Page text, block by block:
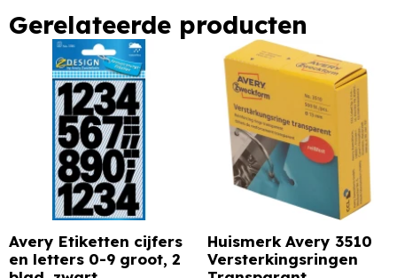
Gerelateerde producten
Avery Etiketten cijfers
en letters 0-9 groot, 2
Huismerk Avery 3510
Versterkingsringen